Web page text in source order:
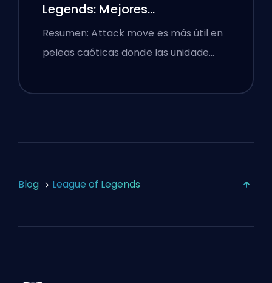
Legends: Mejores
Configuraciones
Resumen: Attack move es más útil en
peleas caóticas donde las unidade…
Blog League of Legends